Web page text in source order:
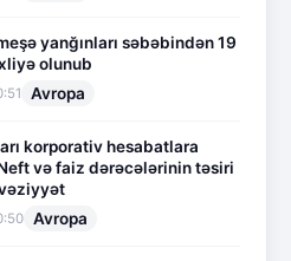
yanğınları səbəbindən 19
olunub
Avropa
korporativ hesabatlara
və faiz dərəcələrinin təsiri
Avropa